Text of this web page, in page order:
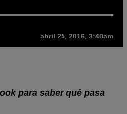
abril 25, 2016, 3:40am
para saber qué pasa